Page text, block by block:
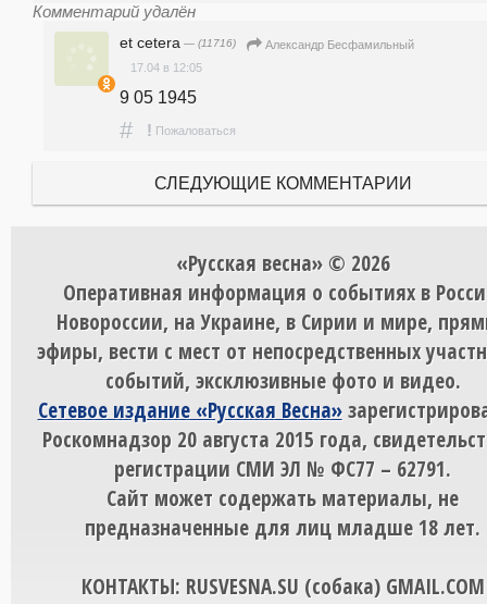
Комментарий удалён
et cetera — (11716)
Александр Бесфамильный
17.04 в 12:05
9 05 1945
# ! Пожаловаться
СЛЕДУЮЩИЕ КОММЕНТАРИИ
«Русская весна» © 2026
Оперативная информация о событиях в
Новороссии, на Украине, в Сирии и мире,
эфиры, вести с мест от непосредственных
событий, эксклюзивные фото и видео.
Сетевое издание «Русская Весна»
Роскомнадзор 20 августа 2015 года,
регистрации СМИ ЭЛ № ФС77 – 62791.
Сайт может содержать материалы, не
предназначенные для лиц младше 18 лет.
КОНТАКТЫ: RUSVESNA.SU (собака) GMAIL.COM